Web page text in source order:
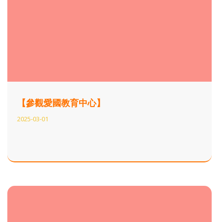
【參觀愛國教育中心】
2025-03-01